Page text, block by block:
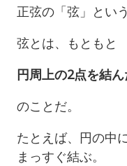
正弦の「弦」とい
弦とは、もともと
円周上の2点を結
のことだ。
たとえば、円の中
まっすぐ結ぶ。